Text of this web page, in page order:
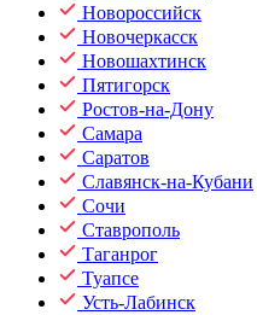
Новороссийск
Новочеркасск
Новошахтинск
Пятигорск
Ростов-на-Дону
Самара
Саратов
Славянск-на-Кубани
Сочи
Ставрополь
Таганрог
Туапсе
Усть-Лабинск